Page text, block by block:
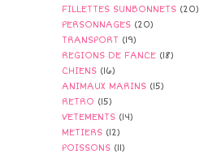
FILLETTES SUNBONNETS (20)
PERSONNAGES (20)
TRANSPORT (19)
REGIONS DE FANCE (18)
CHIENS (16)
ANIMAUX MARINS (15)
RETRO (15)
VETEMENTS (14)
METIERS (12)
POISSONS (11)